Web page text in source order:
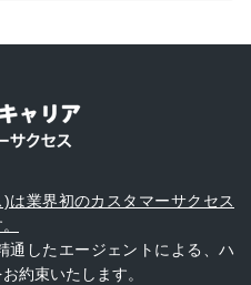
は業界初のカスタマーサクセス
通したエージェントによる、ハ
約束いたします。